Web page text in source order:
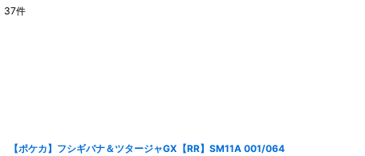
37件
【ポケカ】フシギバナ＆ツタージャGX【RR】SM11A 001/064